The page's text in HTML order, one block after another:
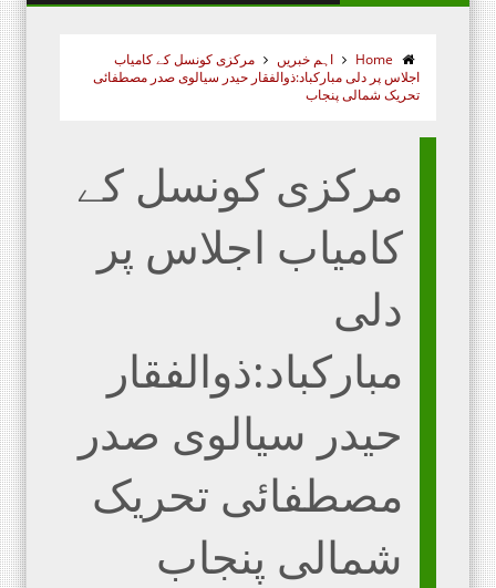
Home اہم خبریں
مرکزی کونسل کے کامیاب
اجلاس پر دلی مبارکباد:ذوالفقار حیدر سیالوی صدر مصطفائی
تحریک شمالی پنجاب
مرکزی کونسل کے
کامیاب اجلاس پر
دلی
مبارکباد:ذوالفقار
حیدر سیالوی صدر
مصطفائی تحریک
شمالی پنجاب